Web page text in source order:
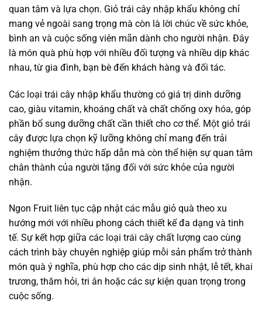
quan tâm và lựa chọn. Giỏ trái cây nhập khẩu không chỉ
mang vẻ ngoài sang trọng mà còn là lời chúc về sức khỏe,
bình an và cuộc sống viên mãn dành cho người nhận. Đây
là món quà phù hợp với nhiều đối tượng và nhiều dịp khác
nhau, từ gia đình, bạn bè đến khách hàng và đối tác.
Các loại trái cây nhập khẩu thường có giá trị dinh dưỡng
cao, giàu vitamin, khoáng chất và chất chống oxy hóa, góp
phần bổ sung dưỡng chất cần thiết cho cơ thể. Một giỏ trái
cây được lựa chọn kỹ lưỡng không chỉ mang đến trải
nghiệm thưởng thức hấp dẫn mà còn thể hiện sự quan tâm
chân thành của người tặng đối với sức khỏe của người
nhận.
Ngon Fruit liên tục cập nhật các mẫu giỏ quà theo xu
hướng mới với nhiều phong cách thiết kế đa dạng và tinh
tế. Sự kết hợp giữa các loại trái cây chất lượng cao cùng
cách trình bày chuyên nghiệp giúp mỗi sản phẩm trở thành
món quà ý nghĩa, phù hợp cho các dịp sinh nhật, lễ tết, khai
trương, thăm hỏi, tri ân hoặc các sự kiện quan trọng trong
cuộc sống.